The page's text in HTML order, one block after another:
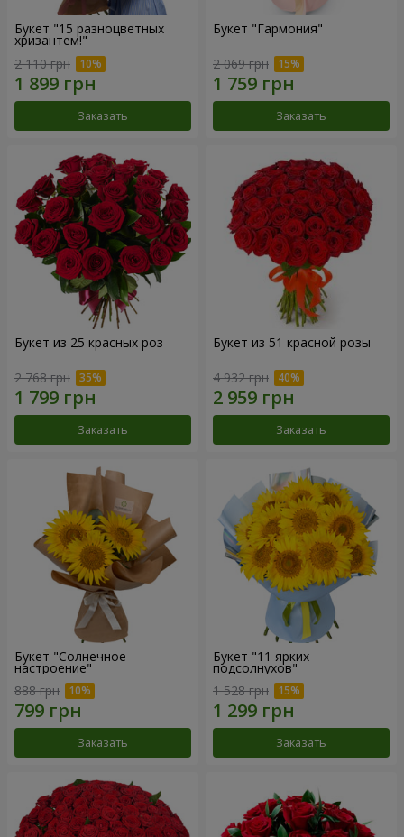
Букет "15 разноцветных
хризантем!"
2 110 грн
Заказать
Букет "Гармония"
2 069 грн
Заказать
Букет из 25 красных роз
2 768 грн
Заказать
Букет из 51 красной розы
4 932 грн
Заказать
Букет "Солнечное
настроение"
888 грн
Заказать
Букет "11 ярких
подсолнухов"
1 528 грн
Заказать